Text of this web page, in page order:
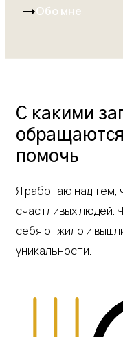
Обо мне
С какими
помочь
Я работаю над тем,
счастливых людей.
себя отжило и
уникальности.